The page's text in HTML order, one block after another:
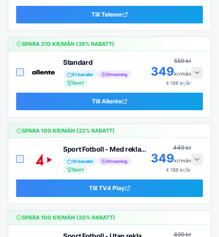
Till Telenor
SPARA 210 KR/MÅN (38% RABATT)
Standard
51kanaler
Streaming
Sport
559kr
349kr/mån
4 188 kr/år
Till Allente
SPARA 100 KR/MÅN (22% RABATT)
Sport Fotboll - Med reklam (6 mån)
10kanaler
Streaming
Sport
449kr
349kr/mån
4 188 kr/år
Till TV4 Play
SPARA 100 KR/MÅN (20% RABATT)
499kr